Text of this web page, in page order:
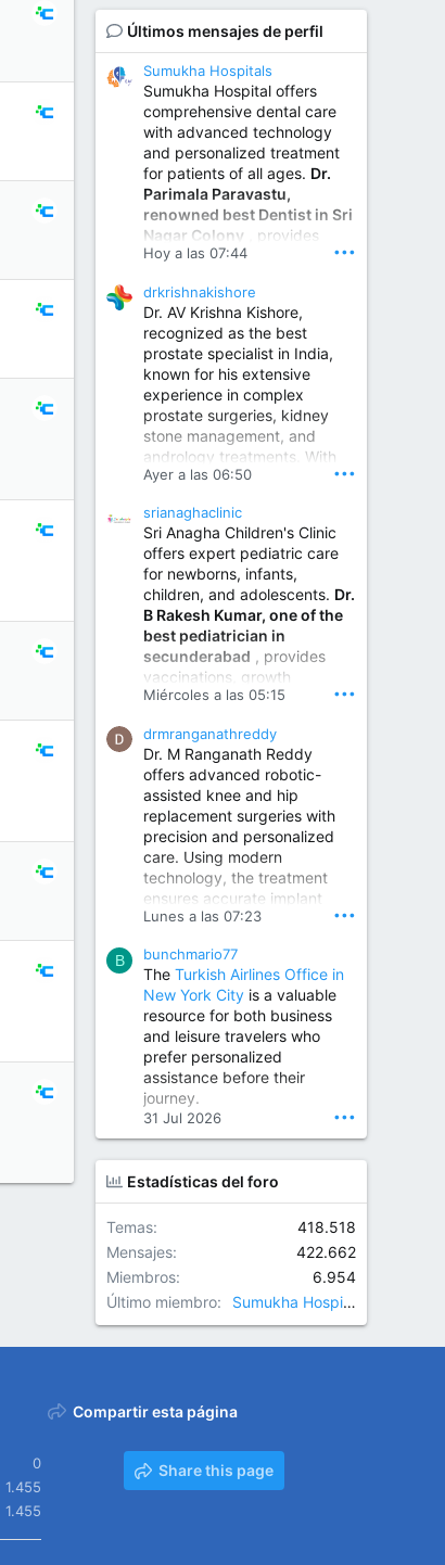
Últimos mensajes de perfil
Sumukha Hospitals
Sumukha Hospital offers
comprehensive dental care
with advanced technology
and personalized treatment
for patients of all ages. Dr.
Parimala Paravastu,
renowned best Dentist in Sri
Nagar Colony , provides
expert care for tooth pain,
treatment, dental implants,
smile designing, cosmetic
dentistry.
Sumukha Hospital | Ear, Nose & Throat, Dental & Maxillofacial Surgery Center
www.sumukhahospitals.co
m
Hoy a las 07:44 •••
drkrishnakishore
Dr. AV Krishna Kishore,
recognized as the best
prostate specialist in India,
known for his extensive
experience in complex
prostate surgeries, kidney
stone management, and
andrology treatments. With
years of surgical practice and
invasive and robotic
techniques.
Best Urologist in Vijayawada | Urology Specialist in Vijayawada
Dr. A. V. Krishna Kishore,
the Best Urologist...
www.drkrishnakishore.com
Ayer a las 06:50 •••
srianaghaclinic
Sri Anagha Children's Clinic
offers expert pediatric care
for newborns, infants,
children, and adolescents. Dr.
B Rakesh Kumar, one of the
best pediatrician in
secunderabad , provides
vaccinations, growth
monitoring, newborn care,
illnesses, nutrition guidance,
and preventive healthcare in
a child-friendly environment.
Children Hospital in Secunderabad | Best Pediatrician in Hyderabad | Neonatologist in Medchal
Our pediatrician and
Neonatologist team at...
www.srianaghaclinic.com
Miércoles a las 05:15 •••
drmranganathreddy
Dr. M Ranganath Reddy
offers advanced robotic-
assisted knee and hip
replacement surgeries with
precision and personalized
care. Using modern
technology, the treatment
ensures accurate implant
placement, reduced pain,
improved joint function,
helping patients return to an
active and comfortable
lifestyle.
Orthopedic Surgeon in Kondapur | Best Orthopedic Doctor in Kondapur | Dr. M. Ranganath Reddy
Consult Dr. M. Ranganath
Reddy, the best...
www.drranganathreddy.co
m
Lunes a las 07:23 •••
B bunchmario77
The Turkish Airlines Office in
New York City is a valuable
resource for both business
and leisure travelers who
prefer personalized
assistance before their
journey.
31 Jul 2026 •••
Estadísticas del foro
Temas
418.518
Mensajes
422.662
Miembros
6.954
Último miembro
Sumukha Hospitals
0
1.455
1.455
Compartir esta página
Share this page